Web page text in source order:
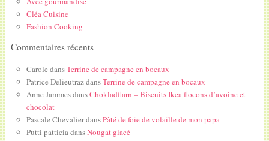
Cléa Cuisine
Fashion Cooking
Commentaires récents
Carole dansTerrine de campagne en bocaux
Patrice DelieutrazdansTerrine de campagne en bocaux
Anne JammesdansChokladflarn – Biscuits Ikea flocons d’avoine et
chocolat
Pascale ChevalierdansPâté de foie de volaille de mon papa
Putti patticia dansNougat glacé